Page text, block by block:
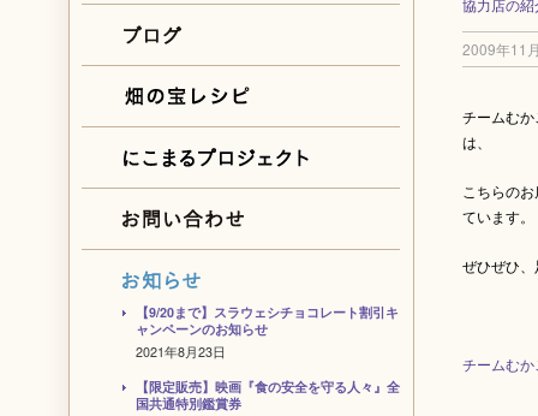
協力店の紹
2009年11
チームむ
は、
こちらの
ています。
ぜひぜひ
チームむ
【9/20まで】スラウェシチョコレート割引キ
ャンペーンのお知らせ
2021年8月23日
【限定販売】映画『食の安全を守る人々』全
国共通特別鑑賞券